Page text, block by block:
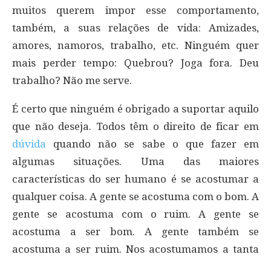
muitos querem impor esse comportamento,
também, a suas relações de vida: Amizades,
amores, namoros, trabalho, etc. Ninguém quer
mais perder tempo: Quebrou? Joga fora. Deu
trabalho? Não me serve.
É certo que ninguém é obrigado a suportar aquilo
que não deseja. Todos têm o direito de ficar em
dúvida quando não se sabe o que fazer em
algumas situações. Uma das maiores
características do ser humano é se acostumar a
qualquer coisa. A gente se acostuma com o bom. A
gente se acostuma com o ruim. A gente se
acostuma a ser bom. A gente também se
acostuma a ser ruim. Nos acostumamos a tanta